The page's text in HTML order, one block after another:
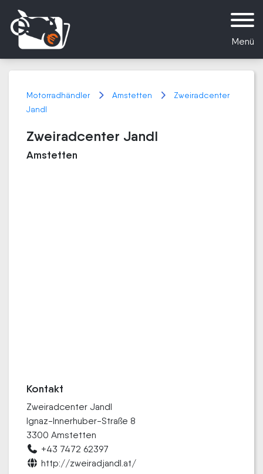
Menü
Motorradhändler Amstetten
Zweiradcenter
Jandl
Zweiradcenter Jandl
Amstetten
Kontakt
Zweiradcenter Jandl
Ignaz-Innerhuber-Straße 8
3300 Amstetten
+43 7472 62397
http://zweiradjandl.at/